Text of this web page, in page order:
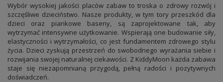
Wybór wysokiej jakości placów zabaw to troska o zdrowy rozwój i
szczęśliwe dzieciństwo. Nasze produkty, w tym tory przeszkód dla
dzieci oraz piankowe baseny, są zaprojektowane tak, aby
wytrzymać intensywne użytkowanie. Wspierają one budowanie siły,
elastyczności i wytrzymałości, co jest fundamentem zdrowego stylu
życia. Dzieci zyskują przestrzeń do swobodnego wyrażania siebie i
rozwijania swojej naturalnej ciekawości. Z KiddyMoon każda zabawa
staje się niezapomnianą przygodą, pełną radości i pozytywnych
doświadczeń.